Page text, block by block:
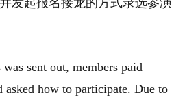
发起报名接龙的方式录选参演
sent out, members paid
asked how to participate. Due to